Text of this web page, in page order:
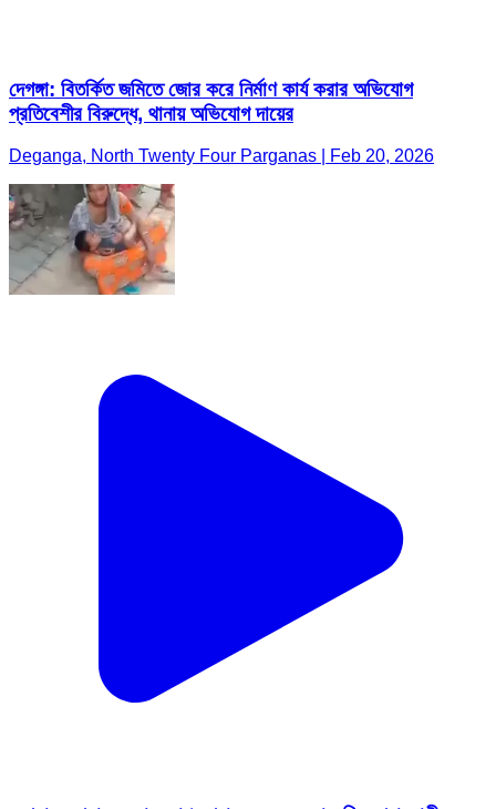
দেগঙ্গা: বিতর্কিত জমিতে জোর করে নির্মাণ কার্য করার অভিযোগ
প্রতিবেশীর বিরুদ্ধে, থানায় অভিযোগ দায়ের
Deganga, North Twenty Four Parganas | Feb 20, 2026